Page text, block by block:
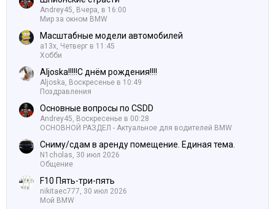
Andrey45, Вчера, в 16:00
Мир за окном BMW
Масштабные модели автомобилей
a13x, Четверг в 11:45
Хобби
Aljoska!!!!!С днём рождения!!!!
Aljoska, Воскресенье в 10:49
Поздравления
Основные вопросы по CSDD
Andrey45, Воскресенье в 00:28
ОСНОВНОЙ РАЗДЕЛ - Актуальное для водителей BMW
Сниму/сдам в аренду помещение. Единая тема.
N1cholas, 30 июл 2026
Общение
F10 Пять-три-пять
nikitaec777, 30 июл 2026
Мой BMW